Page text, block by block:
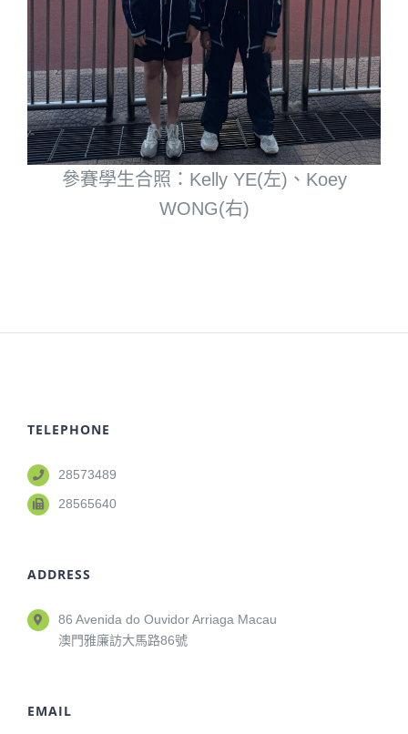
參賽學生合照：Kelly YE(左)、Koey
WONG(右)
TELEPHONE
28573489
28565640
ADDRESS
86 Avenida do Ouvidor Arriaga Macau
澳門雅廉訪大馬路86號
EMAIL